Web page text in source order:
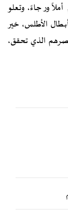
ورجاءً، وتعلو
الأطلس، خير
الذي تحقق،